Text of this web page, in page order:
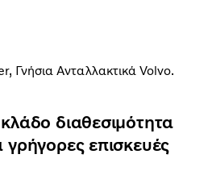
Γνήσια Ανταλλακτικά Volvo.
διαθεσιμότητα
γρήγορες επισκευές